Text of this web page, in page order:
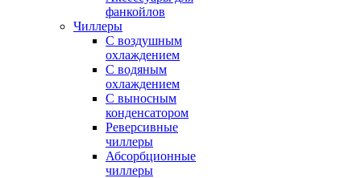
фанкойлов
Чиллеры
С воздушным
охлаждением
С водяным
охлаждением
С выносным
конденсатором
Реверсивные
чиллеры
Абсорбционные
чиллеры